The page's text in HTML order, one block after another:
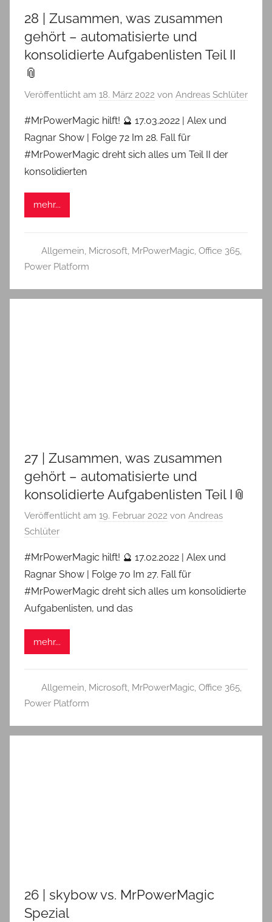
28 | Zusammen, was zusammen
gehört – automatisierte und
konsolidierte Aufgabenlisten Teil II
📎
Veröffentlicht am 18. März 2022 von Andreas Schlüter
#MrPowerMagic hilft! 🔮 17.03.2022 | Alex und
Ragnar Show | Folge 72 Im 28. Fall für
#MrPowerMagic dreht sich alles um Teil II der
konsolidierten
mehr...
Allgemein, Microsoft, MrPowerMagic, Office 365,
Power Platform
27 | Zusammen, was zusammen
gehört – automatisierte und
konsolidierte Aufgabenlisten Teil I📎
Veröffentlicht am 19. Februar 2022 von Andreas
Schlüter
#MrPowerMagic hilft! 🔮 17.02.2022 | Alex und
Ragnar Show | Folge 70 Im 27. Fall für
#MrPowerMagic dreht sich alles um konsolidierte
Aufgabenlisten, und das
mehr...
Allgemein, Microsoft, MrPowerMagic, Office 365,
Power Platform
26 | skybow vs. MrPowerMagic
Spezial